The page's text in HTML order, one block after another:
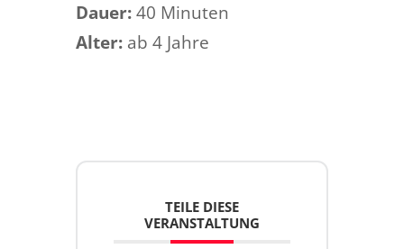
Dauer: 40 Minuten
Alter: ab 4 Jahre
TEILE DIESE
VERANSTALTUNG